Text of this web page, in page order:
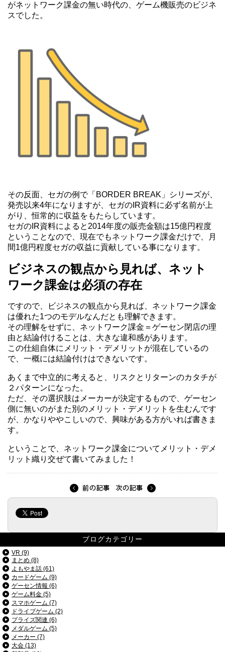
がネットワーク課金の無い時代の、ゲーム機販売のビジネ
スでした。
その反面、セガの例で「BORDER BREAK」シリーズが、
発売以来4年になりますが、セガのIR資料に必ず名前が上
がり、恒常的に収益をもたらしています。
セガのIR資料によると2014年度の販売金額は15億円程度
ということなので、現在でもネットワーク課金だけで、月
間1億円程度セガの収益に貢献している事になります。
ビジネスの観点から見れば、ネット
ワーク課金は必須の存在
ですので、ビジネスの観点から見れば、ネットワーク課金
は優れた1つのモデルなんだとも理解できます。
その理解をせずに、ネットワーク課金＝ゲーセン閉店の理
由と結論付けることは、大きな違和感があります。
この仕組自体にメリット・デメリットが混在しているの
で、一概には結論付けはできないです。
あくまで中立的に考えると、リスクとリターンのカタチが
２パターンになった。
ただ、その選択肢はメーカーが決定するもので、ゲーセン
側に無いのがまた別のメリット・デメリットを生むんです
が、かなりややこしいので、興味がある方がいれば書きま
す。
ということで、ネットワーク課金についてメリット・デメ
リット織り交ぜて書いてみました！
ブログカテゴリー
VR (9)
まとめ (8)
よもやま話 (61)
カードゲーム (9)
ゲーセン情報 (6)
ゲーム料金 (5)
スマホゲーム (7)
ドライブゲーム (2)
プライズ関連 (6)
メダルゲーム (5)
メーカー (7)
大会 (13)